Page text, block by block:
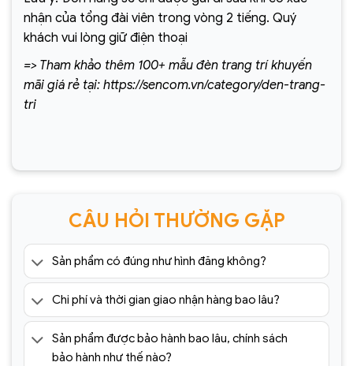
nhận của tổng đài viên trong vòng 2 tiếng. Quý
khách vui lòng giữ điện thoại
=> Tham khảo thêm 100+ mẫu đèn trang trí khuyến
mãi giá rẻ tại: https://sencom.vn/category/den-trang-
tri
CÂU HỎI THƯỜNG GẶP
Sản phẩm có đúng như hình đăng không?
Chi phí và thời gian giao nhận hàng bao lâu?
Sản phẩm được bảo hành bao lâu, chính sách
bảo hành như thế nào?